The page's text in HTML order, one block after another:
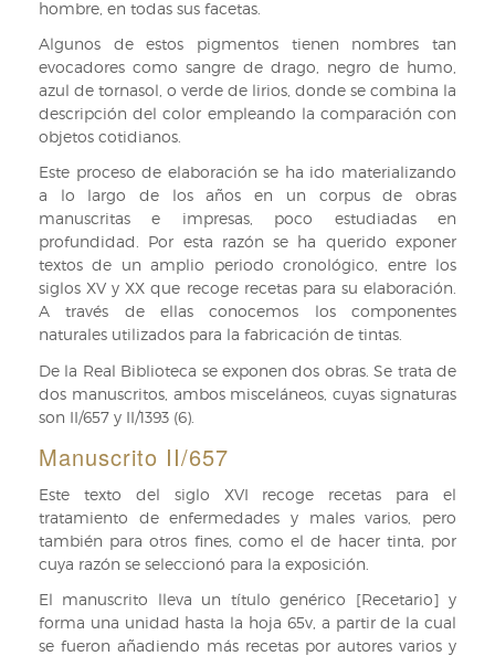
hombre, en todas sus facetas.
Algunos de estos pigmentos tienen nombres tan
evocadores como sangre de drago, negro de humo,
azul de tornasol, o verde de lirios, donde se combina la
descripción del color empleando la comparación con
objetos cotidianos.
Este proceso de elaboración se ha ido materializando
a lo largo de los años en un corpus de obras
manuscritas e impresas, poco estudiadas en
profundidad. Por esta razón se ha querido exponer
textos de un amplio periodo cronológico, entre los
siglos XV y XX que recoge recetas para su elaboración.
A través de ellas conocemos los componentes
naturales utilizados para la fabricación de tintas.
De la Real Biblioteca se exponen dos obras. Se trata de
dos manuscritos, ambos misceláneos, cuyas signaturas
son II/657 y II/1393 (6).
Manuscrito II/657
Este texto del siglo XVI recoge recetas para el
tratamiento de enfermedades y males varios, pero
también para otros fines, como el de hacer tinta, por
cuya razón se seleccionó para la exposición.
El manuscrito lleva un título genérico [Recetario] y
forma una unidad hasta la hoja 65v, a partir de la cual
se fueron añadiendo más recetas por autores varios y